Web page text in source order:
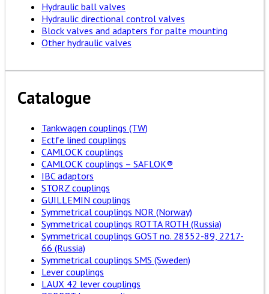
Hydraulic ball valves
Hydraulic directional control valves
Block valves and adapters for palte mounting
Other hydraulic valves
Catalogue
Tankwagen couplings (TW)
Ectfe lined couplings
CAMLOCK couplings
CAMLOCK couplings – SAFLOK®
IBC adaptors
STORZ couplings
GUILLEMIN couplings
Symmetrical couplings NOR (Norway)
Symmetrical couplings ROTTA ROTH (Russia)
Symmetrical couplings GOST no. 28352-89, 2217-
66 (Russia)
Symmetrical couplings SMS (Sweden)
Lever couplings
LAUX 42 lever couplings